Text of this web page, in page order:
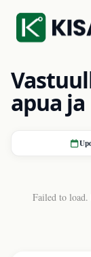
apua
Failed to load.